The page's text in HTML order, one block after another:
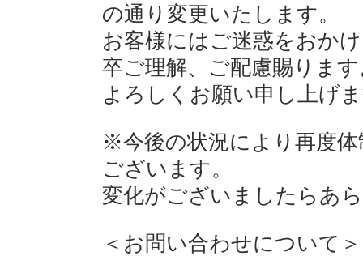
の通り変更いたします。
お客様にはご迷惑をおか
卒ご理解、ご配慮賜りま
よろしくお願い申し上げ
※今後の状況により再度
ございます。
変化がございましたらあ
＜お問い合わせについて＞